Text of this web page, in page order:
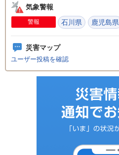
気象警報
警報 石川県 鹿児島県
災害マップ
ユーザー投稿を確認